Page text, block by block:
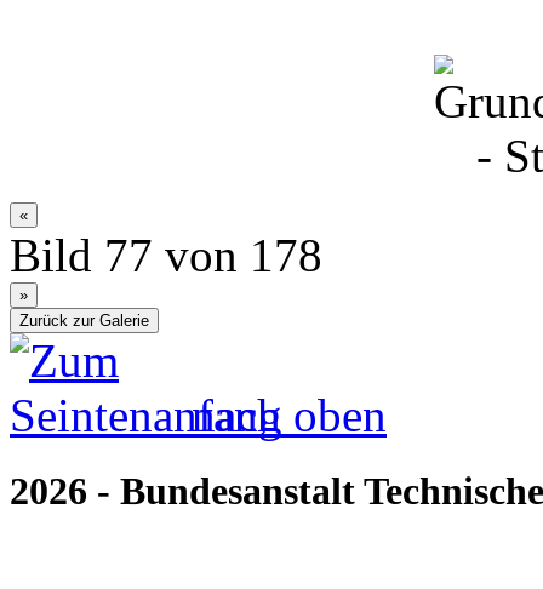
Bild 77 von 178
nach oben
2026 - Bundesanstalt